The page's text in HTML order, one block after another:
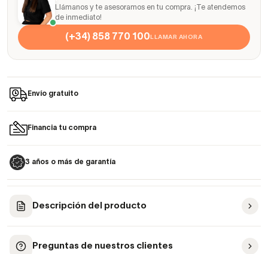
Llámanos y te asesoramos en tu compra. ¡Te atendemos
de inmediato!
(+34) 858 770 100LLAMAR AHORA
Envío gratuito
Financia tu compra
3 años o más de garantía
Descripción del producto
Preguntas de nuestros clientes